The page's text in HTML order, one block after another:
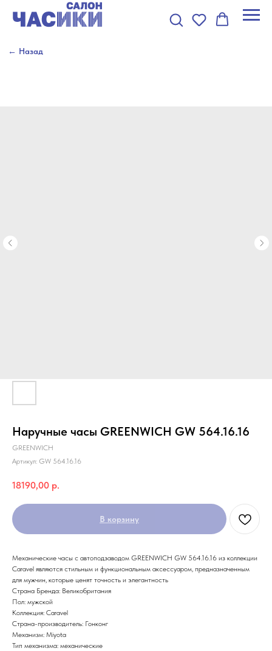
← Назад
Наручные часы GREENWICH GW 564.16.16
GREENWICH
Артикул: GW 564.16.16
18190,00 р.
В корзину
Механические часы с автоподзаводом GREENWICH GW 564.16.16 из коллекции
Caravel являются стильным и функциональным аксессуаром, предназначенным
для мужчин, которые ценят точность и элегантность
Страна Бренда: Великобритания
Пол: мужской
Коллекция: Caravel
Страна-производитель: Гонконг
Механизм: Miyota
Тип механизма: механические